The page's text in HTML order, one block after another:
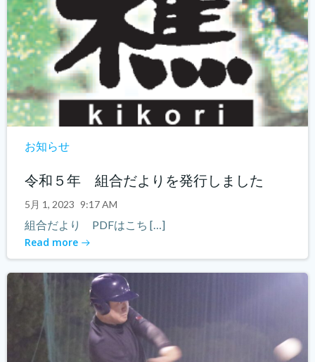
お知らせ
令和５年 組合だよりを発行しました
5月 1, 2023 9:17 AM
組合だより PDFはこち […]
Read more